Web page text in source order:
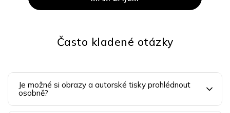
Často kladené otázky
Je možné si obrazy a autorské tisky prohlédnout
osobně?